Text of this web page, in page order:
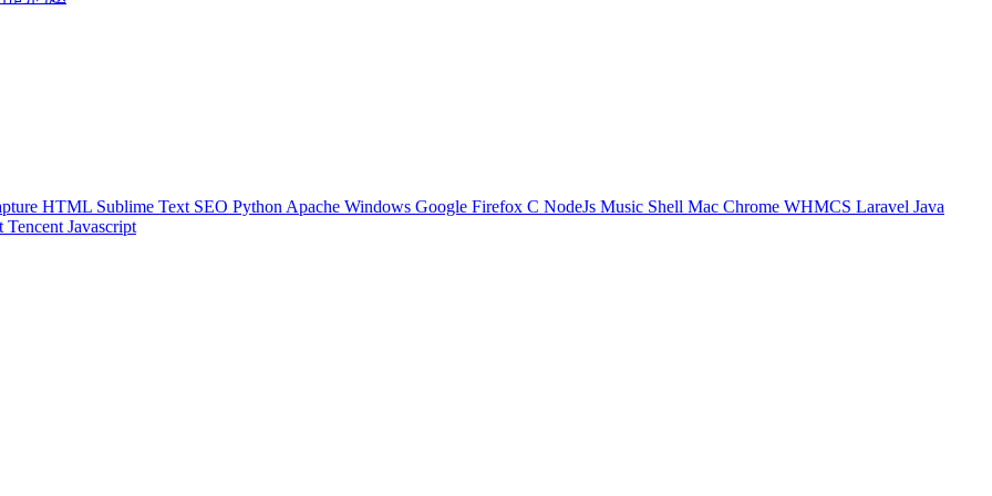
HTML Sublime Text SEO Python Apache Windows Google Firefox C NodeJs Music Shell Mac Chrome WHMCS Laravel Java
Tencent Javascript